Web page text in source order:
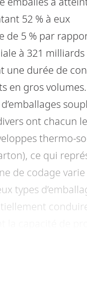
52 % à eux
5 % par
à 321 milliards
une durée de
en gros
ont chacun
thermo-
ce qui
de codage
types